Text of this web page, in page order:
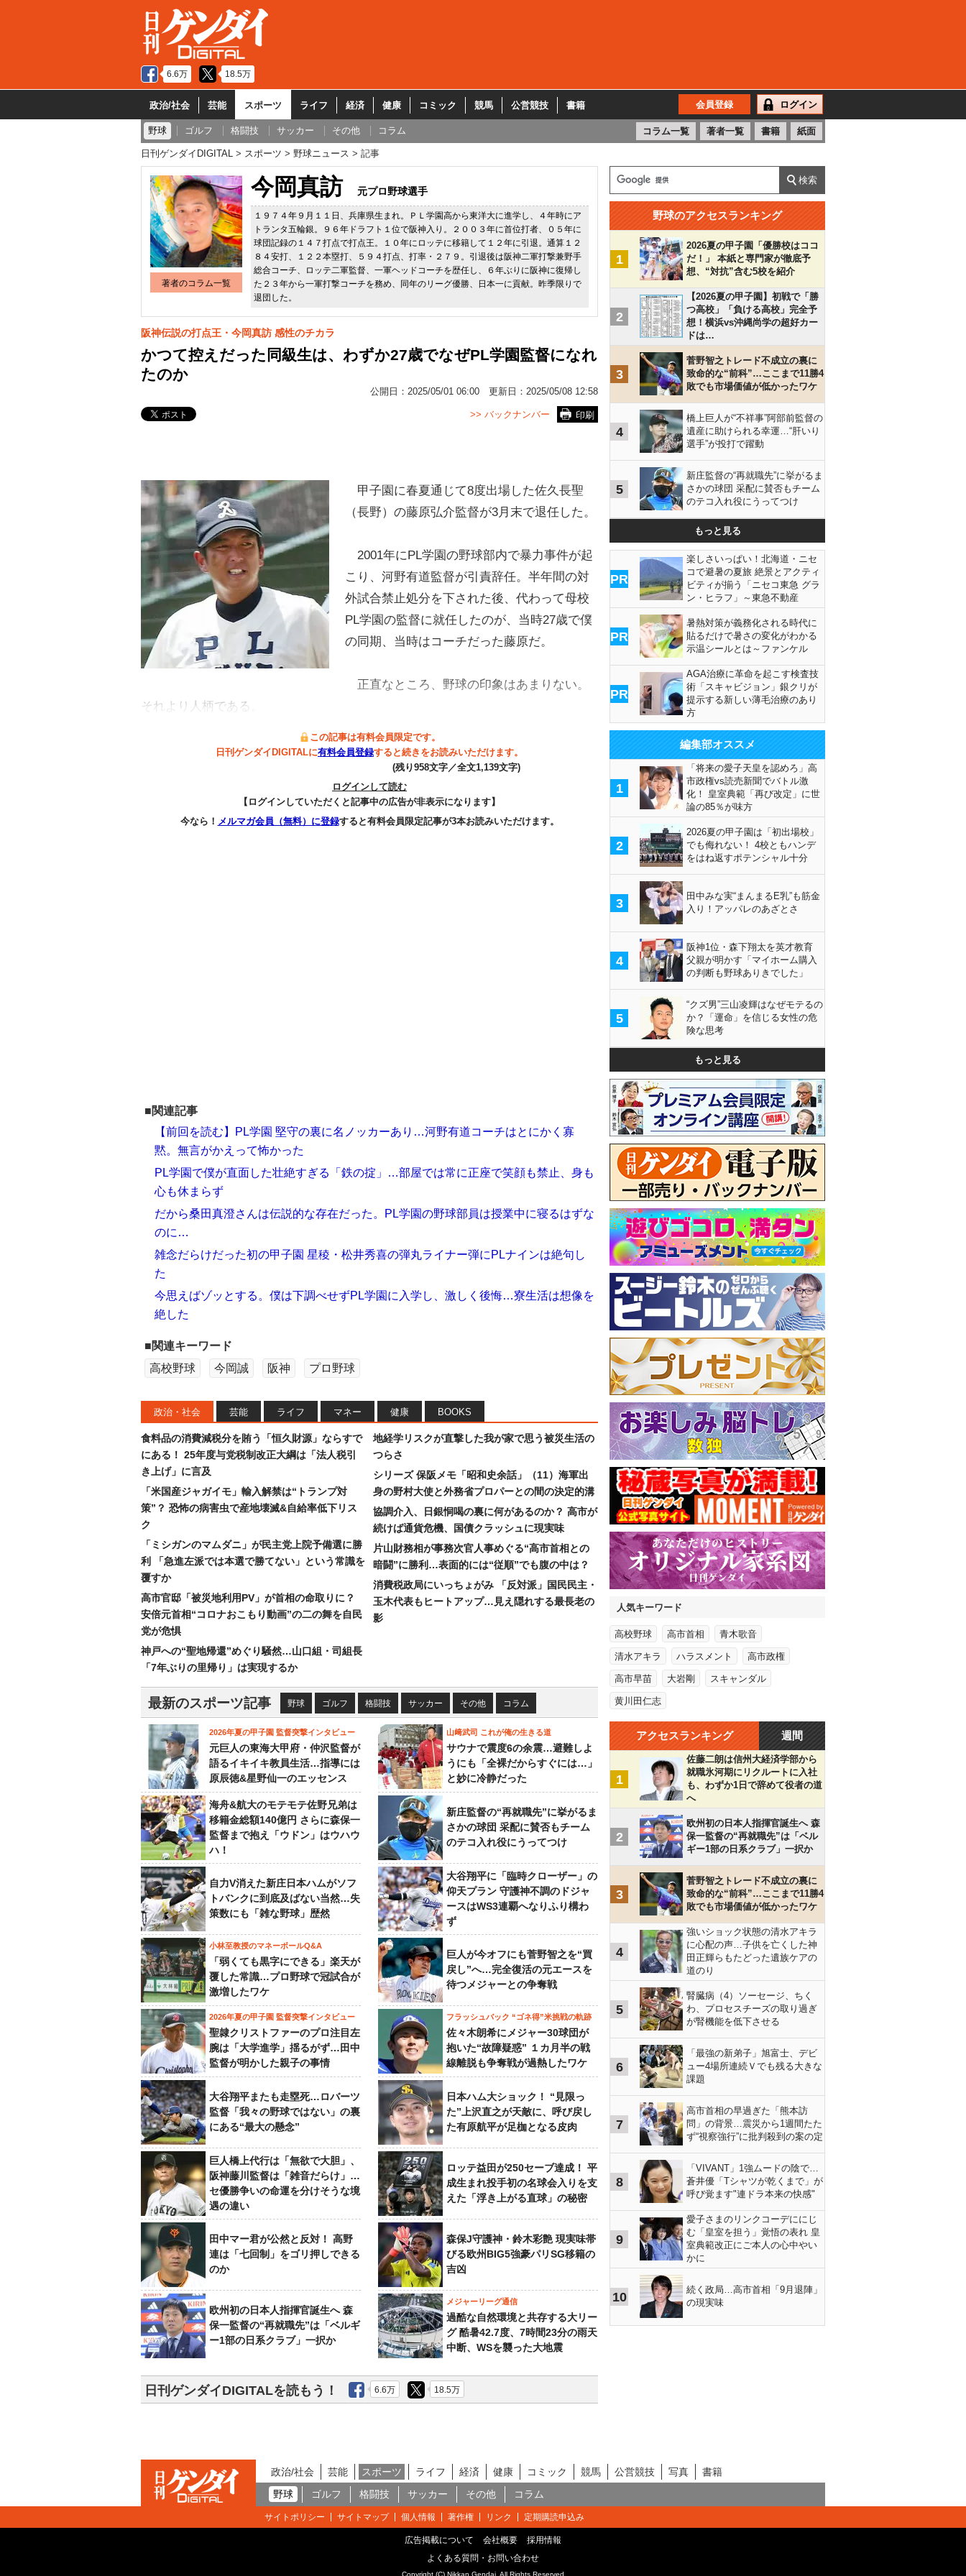
6.6万 18.5万
政治/社会 芸能 スポーツ ライフ 経済 健康 コミック 競馬 公営競技 書籍 会員登録 ログイン
野球 ゴルフ 格闘技 サッカー その他 コラム コラム一覧 著者一覧 書籍 紙面
日刊ゲンダイDIGITAL スポーツ 野球ニュース 記事
著者のコラム一覧
今岡真訪 元プロ野球選手
１９７４年９月１１日、兵庫県生まれ。ＰＬ学園高から東洋大に進学し、４年時にア
トランタ五輪銀。９６年ドラフト１位で阪神入り。２００３年に首位打者、０５年に
球団記録の１４７打点で打点王。１０年にロッテに移籍して１２年に引退。通算１２
８４安打、１２２本塁打、５９４打点、打率・２７９。引退後は阪神二軍打撃兼野手
総合コーチ、ロッテ二軍監督、一軍ヘッドコーチを歴任し、６年ぶりに阪神に復帰し
た２３年から一軍打撃コーチを務め、同年のリーグ優勝、日本一に貢献。昨季限りで
退団した。
阪神伝説の打点王・今岡真訪 感性のチカラ
かつて控えだった同級生は、わずか27歳でなぜPL学園監督になれ
たのか
公開日： 2025/05/01 06:00 更新日： 2025/05/08 12:58
印刷
>> バックナンバー
甲子園に春夏通じて8度出場した佐久長聖
（長野）の藤原弘介監督が3月末で退任した。
2001年にPL学園の野球部内で暴力事件が起
こり、河野有道監督が引責辞任。半年間の対
外試合禁止処分を下された後、代わって母校
PL学園の監督に就任したのが、当時27歳で僕
の同期、当時はコーチだった藤原だ。
正直なところ、野球の印象はあまりない。
それより人柄である。
この記事は有料会員限定です。
日刊ゲンダイDIGITALに有料会員登録すると続きをお読みいただけます。
(残り958文字／全文1,139文字)
ログインして読む
【ログインしていただくと記事中の広告が非表示になります】
今なら！ メルマガ会員（無料）に登録すると有料会員限定記事が3本お読みいただけます。
■関連記事
【前回を読む】PL学園 堅守の裏に名ノッカーあり…河野有道コーチはとにかく寡
黙。無言がかえって怖かった
PL学園で僕が直面した壮絶すぎる「鉄の掟」…部屋では常に正座で笑顔も禁止、身も
心も休まらず
だから桑田真澄さんは伝説的な存在だった。PL学園の野球部員は授業中に寝るはずな
のに…
雑念だらけだった初の甲子園 星稜・松井秀喜の弾丸ライナー弾にPLナインは絶句し
た
今思えばゾッとする。僕は下調べせずPL学園に入学し、激しく後悔…寮生活は想像を
絶した
■関連キーワード
高校野球
今岡誠 阪神 プロ野球
政治・社会 芸能 ライフ マネー 健康 BOOKS
食料品の消費減税分を賄う「恒久財源」ならすで
にある！ 25年度与党税制改正大綱は「法人税引
き上げ」に言及
「米国産ジャガイモ」輸入解禁は“トランプ対
策”？ 恐怖の病害虫で産地壊滅&自給率低下リス
ク
「ミシガンのマムダニ」が民主党上院予備選に勝
利 「急進左派では本選で勝てない」という常識を
覆すか
高市官邸「被災地利用PV」が首相の命取りに？
安倍元首相“コロナおこもり動画”の二の舞を自民
党が危惧
神戸への“聖地帰還”めぐり騒然…山口組・司組長
「7年ぶりの里帰り」は実現するか
地経学リスクが直撃した我が家で思う被災生活の
つらさ
シリーズ 保阪メモ「昭和史余話」（11）海軍出
身の野村大使と外務省プロパーとの間の決定的溝
協調介入、日銀恫喝の裏に何があるのか？ 高市が
続けば通貨危機、国債クラッシュに現実味
片山財務相が事務次官人事めぐる“高市首相との
暗闘”に勝利…表面的には“従順”でも腹の中は？
消費税政局にいっちょがみ 「反対派」国民民主・
玉木代表もヒートアップ…見え隠れする最長老の
影
最新のスポーツ記事 野球 ゴルフ 格闘技 サッカー その他 コラム
2026年夏の甲子園 監督突撃インタビュー
元巨人の東海大甲府・仲沢監督が
語るイキイキ教員生活…指導には
原辰徳&星野仙一のエッセンス
山﨑武司 これが俺の生きる道
サウナで震度6の余震…避難しよ
うにも「全裸だからすぐには…」
と妙に冷静だった
海舟&航大のモテモテ佐野兄弟は
移籍金総額140億円 さらに森保一
監督まで抱え「ウドン」はウハウ
ハ！
新庄監督の“再就職先”に挙がるま
さかの球団 采配に賛否もチーム
のテコ入れ役にうってつけ
自力V消えた新庄日本ハムがソフ
トバンクに到底及ばない当然…失
策数にも「雑な野球」歴然
大谷翔平に「臨時クローザー」の
仰天プラン 守護神不調のドジャ
ースはWS3連覇へなりふり構わ
ず
小林至教授のマネーボールQ&A
「弱くても黒字にできる」楽天が
覆した常識…プロ野球で冠試合が
激増したワケ
巨人が今オフにも菅野智之を“買
戻し”へ…完全復活の元エースを
待つメジャーとの争奪戦
2026年夏の甲子園 監督突撃インタビュー
聖隷クリストファーのプロ注目左
腕は「大学進学」揺るがず…田中
監督が明かした親子の事情
フラッシュバック “ゴネ得”米挑戦の軌跡
佐々木朗希にメジャー30球団が
抱いた“故障疑惑” １カ月半の戦
線離脱も争奪戦が過熱したワケ
大谷翔平またも走塁死…ロバーツ
監督「我々の野球ではない」の裏
にある“最大の懸念”
日本ハム大ショック！ “見限っ
た”上沢直之が天敵に、呼び戻し
た有原航平が足枷となる皮肉
巨人橋上代行は「無欲で大胆」、
阪神藤川監督は「雑音だらけ」…
セ優勝争いの命運を分けそうな境
遇の違い
ロッテ益田が250セーブ達成！ 平
成生まれ投手初の名球会入りを支
えた「浮き上がる直球」の秘密
田中マー君が公然と反対！ 高野
連は「七回制」をゴリ押しできる
のか
森保J守護神・鈴木彩艶 現実味帯
びる欧州BIG5強豪パリSG移籍の
吉凶
欧州初の日本人指揮官誕生へ 森
保一監督の“再就職先”は「ベルギ
ー1部の日系クラブ」一択か
メジャーリーグ通信
過酷な自然環境と共存する大リー
グ 酷暑42.7度、7時間23分の雨天
中断、WSを襲った大地震
日刊ゲンダイDIGITALを読もう！ 6.6万 18.5万
野球のアクセスランキング
1
2026夏の甲子園「優勝校はココ
だ！」 本紙と専門家が徹底予
想、“対抗”含む5校を紹介
2
【2026夏の甲子園】初戦で「勝
つ高校」「負ける高校」完全予
想！横浜vs沖縄尚学の超好カー
ドは…
3
菅野智之トレード不成立の裏に
致命的な“前科”…ここまで11勝4
敗でも市場価値が低かったワケ
4
橋上巨人が“不祥事”阿部前監督の
遺産に助けられる幸運…“肝いり
選手”が投打で躍動
5
新庄監督の“再就職先”に挙がるま
さかの球団 采配に賛否もチーム
のテコ入れ役にうってつけ
もっと見る
PR
楽しさいっぱい！北海道・ニセ
コで避暑の夏旅 絶景とアクティ
ビティが揃う「ニセコ東急 グラ
ン・ヒラフ」～東急不動産
PR
暑熱対策が義務化される時代に
貼るだけで暑さの変化がわかる
示温シールとは～ファンケル
PR
AGA治療に革命を起こす検査技
術「スキャビジョン」銀クリが
提示する新しい薄毛治療のあり
方
編集部オススメ
1
「将来の愛子天皇を認めろ」高
市政権vs読売新聞でバトル激
化！ 皇室典範「再び改定」に世
論の85％が味方
2
2026夏の甲子園は「初出場校」
でも侮れない！ 4校ともハンデ
をはね返すポテンシャル十分
3
田中みな実“まんまるE乳”も筋金
入り！アッパレのあざとさ
4
阪神1位・森下翔太を英才教育
父親が明かす「マイホーム購入
の判断も野球ありきでした」
5
“クズ男”三山凌輝はなぜモテるの
か？「運命」を信じる女性の危
険な思考
もっと見る
人気キーワード
高校野球 高市首相 青木歌音
清水アキラ ハラスメント 高市政権
高市早苗 大岩剛 スキャンダル
黄川田仁志
アクセスランキング 週間
1
佐藤二朗は信州大経済学部から
就職氷河期にリクルートに入社
も、わずか1日で辞めて役者の道
へ
2
欧州初の日本人指揮官誕生へ 森
保一監督の“再就職先”は「ベル
ギー1部の日系クラブ」一択か
3
菅野智之トレード不成立の裏に
致命的な“前科”…ここまで11勝4
敗でも市場価値が低かったワケ
4
強いショック状態の清水アキラ
に心配の声…子供を亡くした神
田正輝らもたどった遺族ケアの
道のり
5
腎臓病（4）ソーセージ、ちく
わ、プロセスチーズの取り過ぎ
が腎機能を低下させる
6
「最強の新弟子」旭富士、デビ
ュー4場所連続Ｖでも残る大きな
課題
7
高市首相の早過ぎた「熊本訪
問」の背景…震災から1週間たた
ず“視察強行”に批判殺到の案の定
8
「VIVANT」1強ムードの陰で…
蒼井優「Tシャツが乾くまで」が
呼び覚ます"連ドラ本来の快感"
9
愛子さまのリンクコーデににじ
む「皇室を担う」覚悟の表れ 皇
室典範改正にご本人の心中やい
かに
10
続く政局…高市首相「9月退陣」
の現実味
政治/社会 芸能 スポーツ ライフ 経済 健康 コミック 競馬 公営競技 写真
書籍
野球
ゴルフ 格闘技 サッカー その他 コラム
サイトポリシー サイトマップ 個人情報 著作権 リンク 定期購読申込み
広告掲載について 会社概要
採用情報
よくある質問・お問い合わせ
Copyright (C) Nikkan Gendai. All Rights Reserved